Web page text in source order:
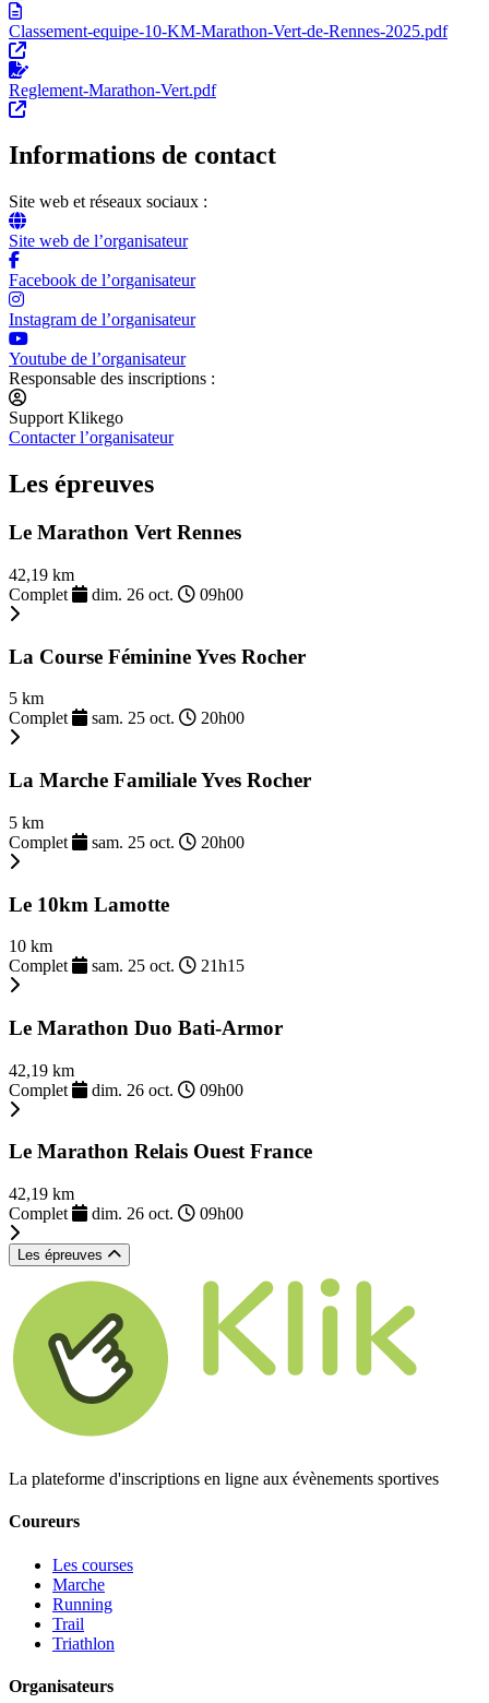
Classement-equipe-10-KM-Marathon-Vert-de-Rennes-2025.pdf
Reglement-Marathon-Vert.pdf
Informations de contact
Site web et réseaux sociaux :
Site web de l’organisateur
Facebook de l’organisateur
Instagram de l’organisateur
Youtube de l’organisateur
Responsable des inscriptions :
Support Klikego
Contacter l’organisateur
Les épreuves
Le Marathon Vert Rennes
42,19 km
Complet
dim. 26 oct. 09h00
La Course Féminine Yves Rocher
5 km
Complet
sam. 25 oct. 20h00
La Marche Familiale Yves Rocher
5 km
Complet
sam. 25 oct. 20h00
Le 10km Lamotte
10 km
Complet
sam. 25 oct. 21h15
Le Marathon Duo Bati-Armor
42,19 km
Complet
dim. 26 oct. 09h00
Le Marathon Relais Ouest France
42,19 km
Complet
dim. 26 oct. 09h00
Les épreuves
La plateforme d'inscriptions en ligne aux évènements sportives
Coureurs
Les courses
Marche
Running
Trail
Triathlon
Organisateurs